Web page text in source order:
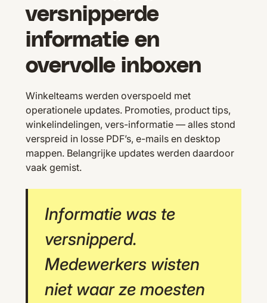
versnipperde
informatie en
overvolle inboxen
Winkelteams werden overspoeld met
operationele updates. Promoties, product tips,
winkelindelingen, vers-informatie — alles stond
verspreid in losse PDF’s, e-mails en desktop
mappen. Belangrijke updates werden daardoor
vaak gemist.
Informatie was te
versnipperd.
Medewerkers wisten
niet waar ze moesten